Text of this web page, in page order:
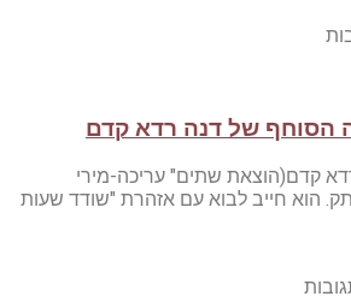
הסוחף של דנה רדא קדם
קדם(הוצאת שתים" עריכה-מירי
הוא חייב לבוא עם אזהרת "שודד שעות